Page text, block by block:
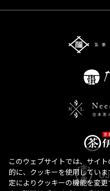
このウェブサイトでは、サイ
的に、クッキーを使用してい
定によりクッキーの機能を変